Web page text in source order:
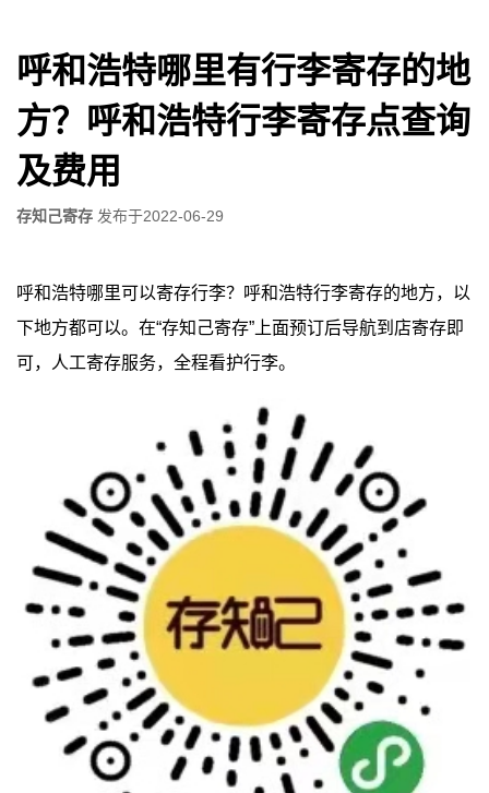
呼和浩特哪里有行李寄存的地
方？呼和浩特行李寄存点查询
及费用
存知己寄存 发布于2022-06-29
呼和浩特哪里可以寄存行李？呼和浩特行李寄存的地方，以
下地方都可以。在“存知己寄存”上面预订后导航到店寄存即
可，人工寄存服务，全程看护行李。